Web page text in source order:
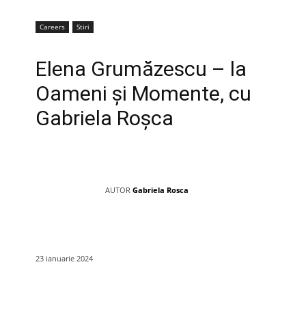
Careers Stiri
Elena Grumăzescu – la
Oameni și Momente, cu
Gabriela Roșca
AUTOR Gabriela Rosca
23 ianuarie 2024